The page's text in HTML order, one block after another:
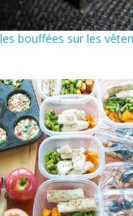
bouffées sur les